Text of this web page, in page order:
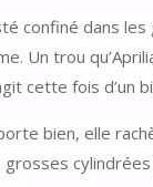
confiné dans
Un trou
cette fois d’un
bien, elle
grosses